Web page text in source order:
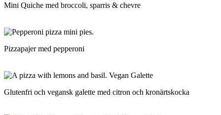
Mini Quiche med broccoli, sparris & chevre
Pizzapajer med pepperoni
Glutenfri och vegansk galette med citron och kronärtskocka